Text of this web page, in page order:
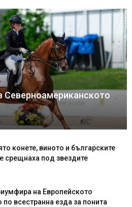
Северноамериканското
конете, виното и българските
срещнаха под звездите
на Европейското
по всестранна езда за понита